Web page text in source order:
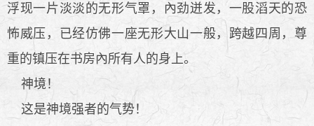
浮现一片淡淡的无形气罩，內劲迸发，一股滔天的恐
怖威压，已经仿佛一座无形大山一般，跨越四周，尊
重的镇压在书房內所有人的身上。
神境！
这是神境强者的气势！